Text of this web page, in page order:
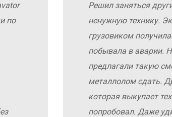
по
Решил заняться
ненужную технику.
грузовиком
побывала в аварии.
предлагали такую
металлолом сдать.
которая выкупает
попробовал. Даже